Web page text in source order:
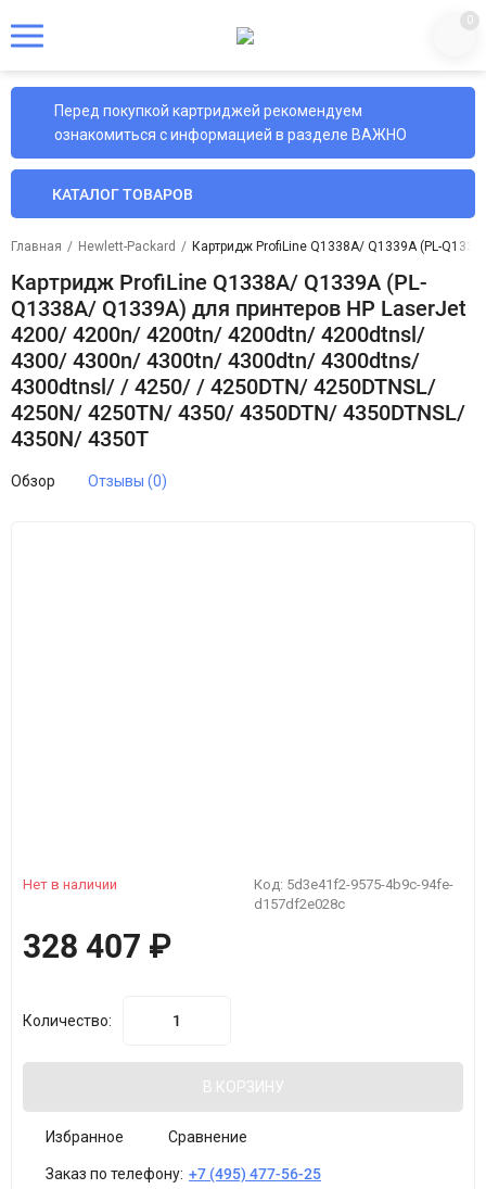
0
Перед покупкой картриджей рекомендуем
ознакомиться с информацией в разделе ВАЖНО
КАТАЛОГ ТОВАРОВ
Главная / Hewlett-Packard / Картридж ProfiLine Q1338A/ Q1339A (PL-
Картридж ProfiLine Q1338A/ Q1339A (PL-
Q1338A/ Q1339A) для принтеров HP LaserJet
4200/ 4200n/ 4200tn/ 4200dtn/ 4200dtnsl/
4300/ 4300n/ 4300tn/ 4300dtn/ 4300dtns/
4300dtnsl/ / 4250/ / 4250DTN/ 4250DTNSL/
4250N/ 4250TN/ 4350/ 4350DTN/ 4350DTNSL/
4350N/ 4350T
Обзор Отзывы (0)
Нет в наличии Код: 5d3e41f2-9575-4b9c-94fe-
d157df2e028c
328 407 ₽
Количество:
В КОРЗИНУ
Избранное Сравнение
Заказ по телефону: +7 (495) 477-56-25